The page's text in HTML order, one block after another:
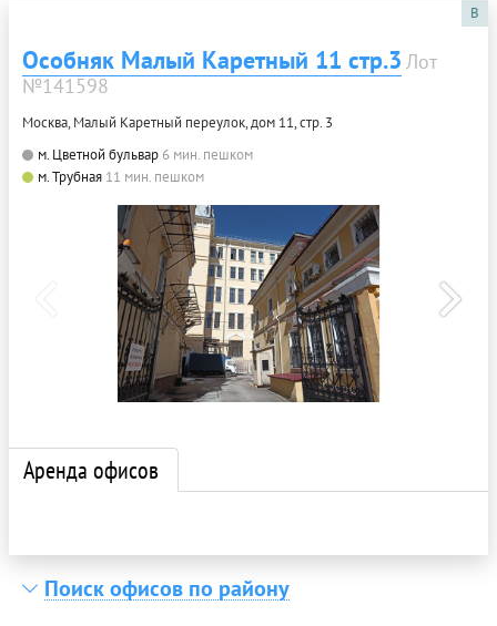
B
Особняк Малый Каретный 11 стр.3 Лот
№141598
Москва, Малый Каретный переулок, дом 11, стр. 3
м. Цветной бульвар 6 мин. пешком
м. Трубная 11 мин. пешком
Аренда офисов
Поиск офисов по району